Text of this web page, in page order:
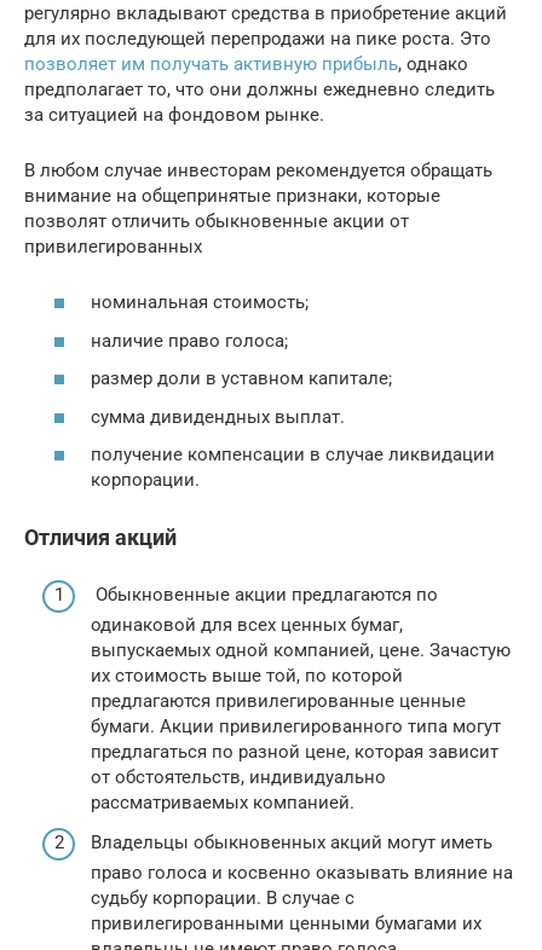
регулярно вкладывают средства в приобретение акций
для их последующей перепродажи на пике роста. Это
позволяет им получать активную прибыль, однако
предполагает то, что они должны ежедневно следить
за ситуацией на фондовом рынке.
В любом случае инвесторам рекомендуется обращать
внимание на общепринятые признаки, которые
позволят отличить обыкновенные акции от
привилегированных
номинальная стоимость;
наличие право голоса;
размер доли в уставном капитале;
сумма дивидендных выплат.
получение компенсации в случае ликвидации
корпорации.
Отличия акций
Обыкновенные акции предлагаются по
одинаковой для всех ценных бумаг,
выпускаемых одной компанией, цене. Зачастую
их стоимость выше той, по которой
предлагаются привилегированные ценные
бумаги. Акции привилегированного типа могут
предлагаться по разной цене, которая зависит
от обстоятельств, индивидуально
рассматриваемых компанией.
Владельцы обыкновенных акций могут иметь
право голоса и косвенно оказывать влияние на
судьбу корпорации. В случае с
привилегированными ценными бумагами их